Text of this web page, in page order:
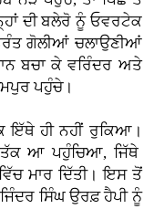
ਦੀ ਬਲੇਰੋ ਨੂੰ ਓਵਰਟੇਕ
ਗੋਲੀਆਂ ਚਲਾਉਣੀਆਂ
ਬਚਾ ਕੇ ਵਰਿੰਦਰ ਅਤੇ
ਪਹੁੰਚੇ।
ਇੱਥੇ ਹੀ ਨਹੀਂ ਰੁਕਿਆ।
ਆ ਪਹੁੰਚਿਆ, ਜਿੱਥੇ
ਮਾਰ ਦਿੱਤੀ। ਇਸ ਤੋਂ
ਸਿੰਘ ਉਰਫ਼ ਹੈਪੀ ਨੂੰ